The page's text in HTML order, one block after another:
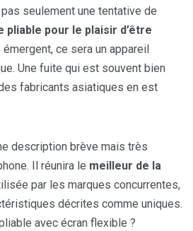
seulement une tentative de
pliable pour le plaisir d’être
émergent, ce sera un appareil
Une fuite qui est souvent bien
fabricants asiatiques en est
description brève mais très
Il réunira le meilleur de la
par les marques concurrentes,
décrites comme uniques.
avec écran flexible ?